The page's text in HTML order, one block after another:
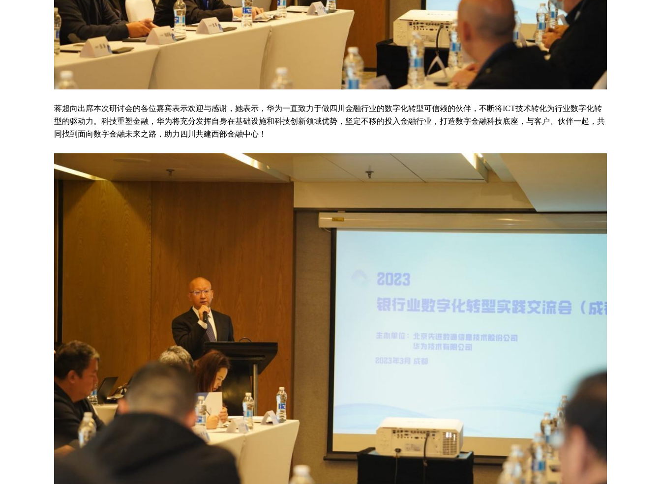
蒋超向出席本次研讨会的各位嘉宾表示欢迎与感谢，她表示，华为一直致力于做四川金融行业的数字化转型可信赖的伙伴，不断将ICT技术转化为行业数字化转
型的驱动力。科技重塑金融，华为将充分发挥自身在基础设施和科技创新领域优势，坚定不移的投入金融行业，打造数字金融科技底座，与客户、伙伴一起，共
同找到面向数字金融未来之路，助力四川共建西部金融中心！